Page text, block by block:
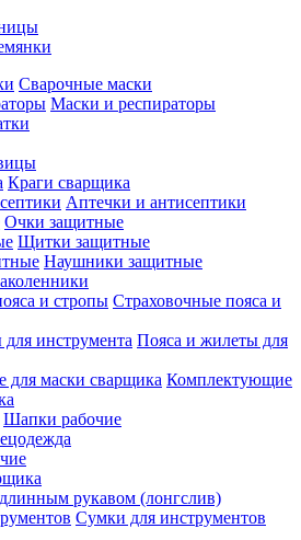
Сварочные маски
Маски и респираторы
Краги сварщика
Аптечки и антисептики
Очки защитные
Щитки защитные
Наушники защитные
Страховочные пояса и
Пояса и жилеты для
Комплектующие
Шапки рабочие
рукавом (лонгслив)
Сумки для инструментов